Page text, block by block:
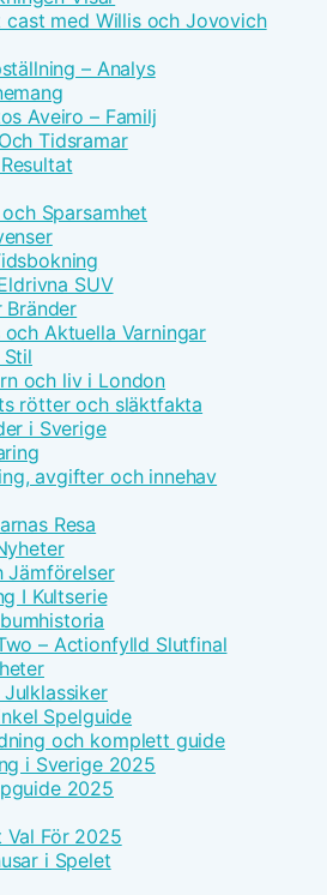
med Willis och Jovovich
– Analys
Aveiro – Familj
Tidsramar
Sparsamhet
SUV
Bränder
Aktuella Varningar
och liv i London
rötter och släktfakta
i Sverige
avgifter och innehav
Resa
Jämförelser
I Kultserie
– Actionfylld Slutfinal
Spelguide
och komplett guide
i Sverige 2025
2025
Val För 2025
i Spelet